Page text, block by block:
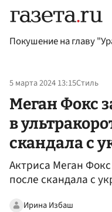
Покушение на главу
5 марта 2024 13:15Стиль
Меган Фокс
в
скандала с
Актриса Меган
после скандала с
Ирина Избаш